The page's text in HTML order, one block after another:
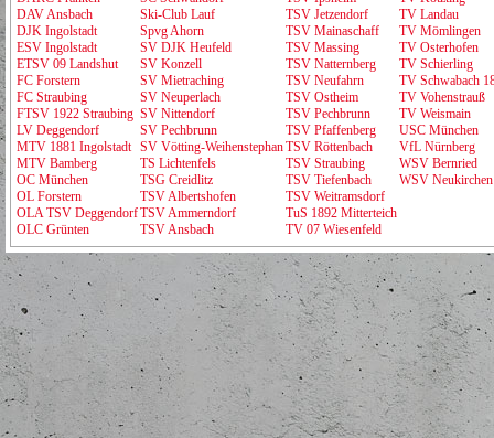
DAV Ansbach
DJK Ingolstadt
ESV Ingolstadt
ETSV 09 Landshut
FC Forstern
FC Straubing
FTSV 1922 Straubing
LV Deggendorf
MTV 1881 Ingolstadt
MTV Bamberg
OC München
OL Forstern
OLA TSV Deggendorf
OLC Grünten
Ski-Club Lauf
Spvg Ahorn
SV DJK Heufeld
SV Konzell
SV Mietraching
SV Neuperlach
SV Nittendorf
SV Pechbrunn
SV Vötting-Weihenstephan
TS Lichtenfels
TSG Creidlitz
TSV Albertshofen
TSV Ammerndorf
TSV Ansbach
TSV Jetzendorf
TSV Mainaschaff
TSV Massing
TSV Natternberg
TSV Neufahrn
TSV Ostheim
TSV Pechbrunn
TSV Pfaffenberg
TSV Röttenbach
TSV Straubing
TSV Tiefenbach
TSV Weitramsdorf
TuS 1892 Mitterteich
TV 07 Wiesenfeld
TV Landau
TV Mömlingen
TV Osterhofen
TV Schierling
TV Schwabach
TV Vohenstrauß
TV Weismain
USC München
VfL Nürnberg
WSV Bernried
WSV Neukirchen